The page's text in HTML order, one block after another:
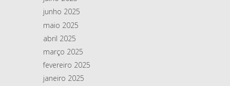
junho 2025
maio 2025
abril 2025
março 2025
fevereiro 2025
janeiro 2025